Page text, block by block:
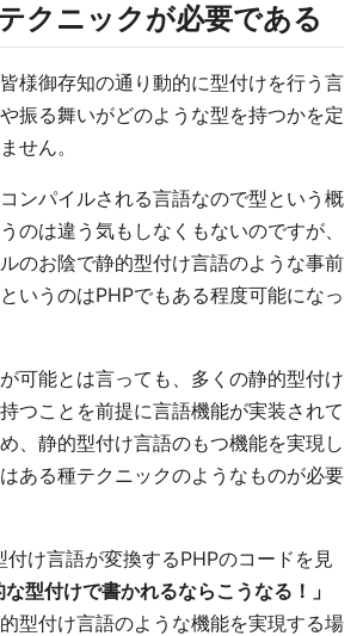
クニックが必要である
様御存知の通り動的に型付けを行う言
振る舞いがどのような型を持つかを定
せん。
ンパイルされる言語なので型という概
のは違う気もしなくもないのですが、
のお陰で静的型付け言語のような事前
いうのはPHPでもある程度可能になっ
可能とは言っても、多くの静的型付け
つことを前提に言語機能が実装されて
、静的型付け言語のもつ機能を実現し
ある種テクニックのようなものが必要
け言語が変換するPHPのコードを見
な型付けで書かれるならこうなる！」
型付け言語のような機能を実現する場